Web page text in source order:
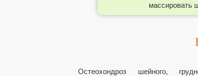
массировать
Остеохондроз шейного,